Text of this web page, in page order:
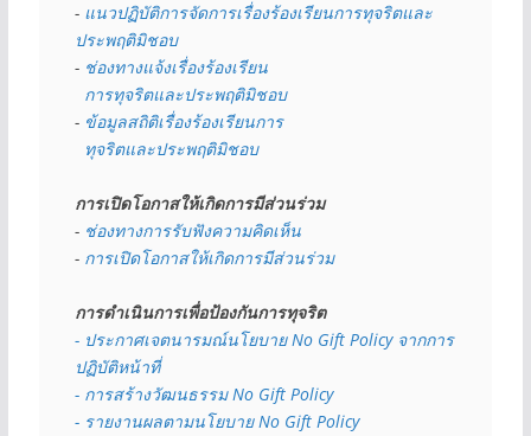
- แนวปฏิบัติการจัดการเรื่องร้องเรียนการทุจริตและ
ประพฤติมิชอบ
- ช่องทางแจ้งเรื่องร้องเรียน
  การทุจริตและประพฤติมิชอบ
- ข้อมูลสถิติเรื่องร้องเรียนการ
  ทุจริตและประพฤติมิชอบ
การเปิดโอกาสให้เกิดการมีส่วนร่วม
- ช่องทางการรับฟังความคิดเห็น
- การเปิดโอกาสให้เกิดการมีส่วนร่วม
การดำเนินการเพื่อป้องกันการทุจริต
- ประกาศเจตนารมณ์นโยบาย No Gift Policy จากการ
ปฏิบัติหน้าที่
- การสร้างวัฒนธรรม No Gift Policy
- รายงานผลตามนโยบาย No Gift Policy